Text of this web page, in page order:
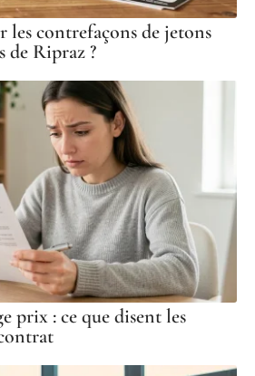
les contrefaçons de jetons
de Ripraz ?
prix : ce que disent les